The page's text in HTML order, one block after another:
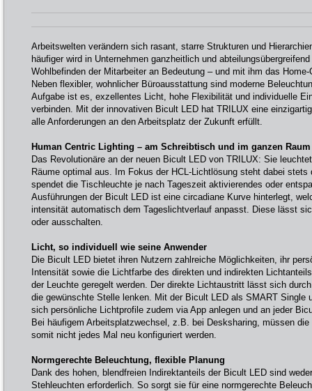
Arbeitswelten verändern sich rasant, starre Strukturen und
häufiger wird in Unternehmen ganzheitlich und
Wohlbefinden der Mitarbeiter an Bedeutung – und mit ihm das
Neben flexibler, wohnlicher Büroausstattung sind moderne
Aufgabe ist es, exzellentes Licht, hohe Flexibilität und individuelle
verbinden. Mit der innovativen Bicult LED hat TRILUX eine
alle Anforderungen an den Arbeitsplatz der Zukunft erfüllt.
Human Centric Lighting – am Schreibtisch und im ganzen Raum
Das Revolutionäre an der neuen Bicult LED von TRILUX: Sie
Räume optimal aus. Im Fokus der HCL-Lichtlösung steht dabei stets
spendet die Tischleuchte je nach Tageszeit aktivierendes oder
Ausführungen der Bicult LED ist eine circadiane Kurve hinterlegt,
intensität automatisch dem Tageslichtverlauf anpasst. Diese lässt
oder ausschalten.
Licht, so individuell wie seine Anwender
Die Bicult LED bietet ihren Nutzern zahlreiche Möglichkeiten, ihr
Intensität sowie die Lichtfarbe des direkten und indirekten
der Leuchte geregelt werden. Der direkte Lichtaustritt lässt sich
die gewünschte Stelle lenken. Mit der Bicult LED als SMART Single
sich persönliche Lichtprofile zudem via App anlegen und an jeder
Bei häufigem Arbeitsplatzwechsel, z.B. bei Desksharing, müssen
somit nicht jedes Mal neu konfiguriert werden.
Normgerechte Beleuchtung, flexible Planung
Dank des hohen, blendfreien Indirektanteils der Bicult LED sind
Stehleuchten erforderlich. So sorgt sie für eine normgerechte